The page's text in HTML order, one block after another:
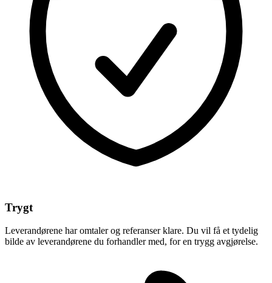
Trygt
Leverandørene har omtaler og referanser klare. Du vil få et tydelig
bilde av leverandørene du forhandler med, for en trygg avgjørelse.